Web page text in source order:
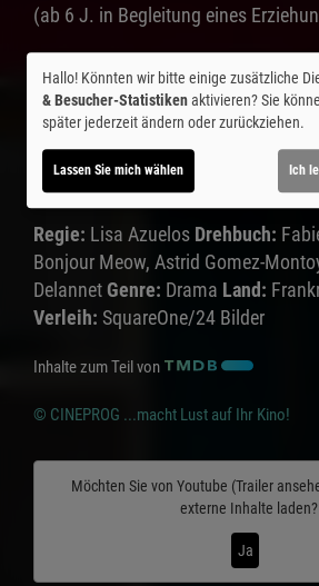
(ab 6 J. in Begleitung eines
Originaltitel:La Chambre des
Darsteller:
Alexandra Lamy, Muriel
Questel, Xavier Lacaille, Martine
Regie: Lisa Azuelos Drehbuch:
Bonjour Meow, Astrid Gomez-
Delannet Genre: Drama Land:
Verleih: SquareOne/24 Bilder
Inhalte zum Teil von
© CINEPROG ...macht Lust auf Ihr Kino!
Möchten Sie von Youtube (Trailer
externe Inhalte laden?
Ja
Hallo! Könnten wir bitte einige zusätzliche
& Besucher-Statistikenaktivieren? Sie
später jederzeit ändern oder zurückziehen.
Lassen Sie mich wählen Ich